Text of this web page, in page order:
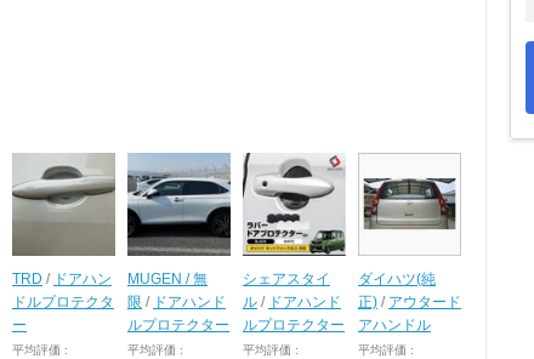
TRD / ドアハン
ドルプロテクタ
ー
平均評価 :
MUGEN / 無
限 / ドアハンド
ルプロテクター
平均評価 :
シェアスタイ
ル / ドアハンド
ルプロテクター
平均評価 :
ダイハツ(純
正) / アウタード
アハンドル
平均評価 :